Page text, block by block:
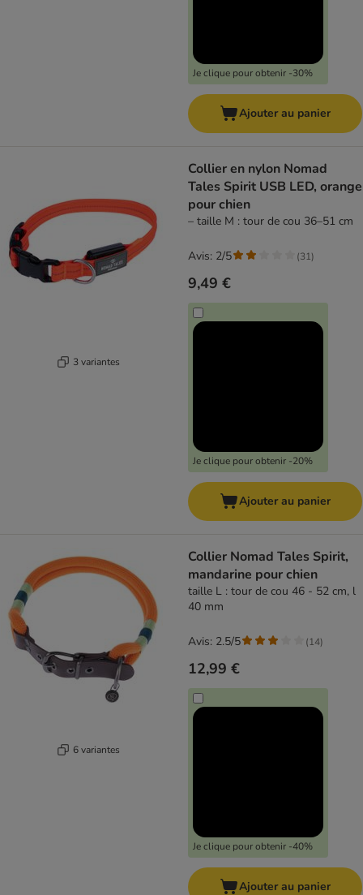
Je clique pour obtenir -30%
Ajouter au panier
3 variantes
Collier en nylon Nomad
Tales Spirit USB LED, orange
pour chien
– taille M : tour de cou 36–51 cm
9,49 €
Je clique pour obtenir -20%
Avis: 2/5 (31)
Ajouter au panier
6 variantes
Collier Nomad Tales Spirit,
mandarine pour chien
taille L : tour de cou 46 - 52 cm, l
40 mm
12,99 €
Je clique pour obtenir -40%
Avis: 2.5/5 (14)
Ajouter au panier